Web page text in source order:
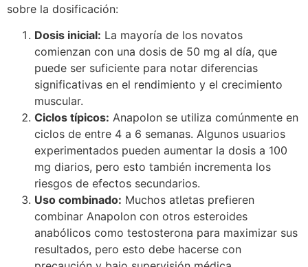
sobre la dosificación:
Dosis inicial: La mayoría de los novatos
comienzan con una dosis de 50 mg al día, que
puede ser suficiente para notar diferencias
significativas en el rendimiento y el crecimiento
muscular.
Ciclos típicos: Anapolon se utiliza comúnmente en
ciclos de entre 4 a 6 semanas. Algunos usuarios
experimentados pueden aumentar la dosis a 100
mg diarios, pero esto también incrementa los
riesgos de efectos secundarios.
Uso combinado: Muchos atletas prefieren
combinar Anapolon con otros esteroides
anabólicos como testosterona para maximizar sus
resultados, pero esto debe hacerse con